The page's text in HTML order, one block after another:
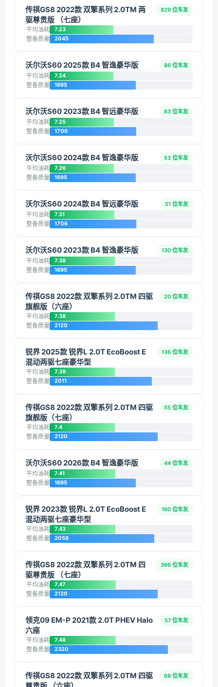
传祺GS8 2022款 双擎系列 2.0TM 两
驱尊贵版 （七座）
829 位车友
平均油耗 7.23
整备质量 2045
沃尔沃S60 2025款 B4 智逸豪华版 86 位车友
平均油耗 7.24
整备质量 1695
沃尔沃S60 2023款 B4 智远豪华版 83 位车友
平均油耗 7.25
整备质量 1706
沃尔沃S60 2024款 B4 智逸豪华版 53 位车友
平均油耗 7.26
整备质量 1695
沃尔沃S60 2024款 B4 智远豪华版 51 位车友
平均油耗 7.31
整备质量 1706
沃尔沃S60 2023款 B4 智逸豪华版 130 位车友
平均油耗 7.38
整备质量 1695
传祺GS8 2022款 双擎系列 2.0TM 四驱
旗舰版（六座）
20 位车友
平均油耗 7.38
整备质量 2120
锐界 2025款 锐界L 2.0T EcoBoost E
混动两驱七座豪华型
136 位车友
平均油耗 7.39
整备质量 2011
传祺GS8 2022款 双擎系列 2.0TM 四驱
旗舰版（七座）
55 位车友
平均油耗 7.4
整备质量 2120
沃尔沃S60 2026款 B4 智逸豪华版 44 位车友
平均油耗 7.41
整备质量 1695
锐界 2023款 锐界L 2.0T EcoBoost E
混动两驱七座豪华型
160 位车友
平均油耗 7.43
整备质量 2058
传祺GS8 2022款 双擎系列 2.0TM 四
驱尊贵版 （七座）
366 位车友
平均油耗 7.47
整备质量 2120
领克09 EM-P 2021款 2.0T PHEV Halo
六座
57 位车友
平均油耗 7.48
整备质量 2320
传祺GS8 2022款 双擎系列 2.0TM 四驱
68 位车友